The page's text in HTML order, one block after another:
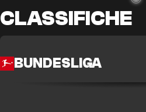
CLASSIFICHE
BUNDESLIGA